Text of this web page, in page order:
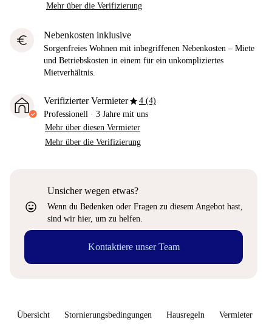
Mehr über die Verifizierung
euro Nebenkosten inklusive
Sorgenfreies Wohnen mit inbegriffenen Nebenkosten – Miete
und Betriebskosten in einem für ein unkompliziertes
Mietverhältnis.
Verifizierter Vermieterstar4 (4)
Professionell · 3 Jahre mit uns
Mehr über diesen Vermieter
Mehr über die Verifizierung
sentiment_very_satisfied
Unsicher wegen etwas?
Wenn du Bedenken oder Fragen zu diesem Angebot hast,
sind wir hier, um zu helfen.
Kontaktiere unser Team
Übersicht Stornierungsbedingungen Hausregeln Vermieter